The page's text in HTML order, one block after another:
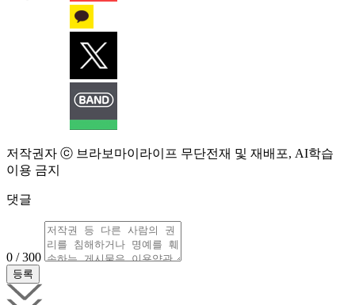
저작권자 ⓒ 브라보마이라이프 무단전재 및 재배포, AI학습
이용 금지
댓글
0 / 300